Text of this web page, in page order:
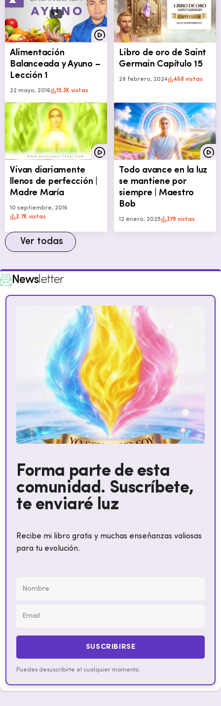
Alimentación
Balanceada y Ayuno –
Lección 1
22 mayo, 2016 15.3K vistas
Libro de oro de Saint
Germain Capítulo 15
28 febrero, 2024 468 vistas
Vivan diariamente
llenos de perfección |
Madre María
10 septiembre, 2016
2.7K vistas
Todo avance en la luz
se mantiene por
siempre | Maestro
Bob
12 enero, 2025 379 vistas
Ver todas
Newsletter
Forma parte de esta
comunidad. Suscríbete,
te enviaré luz
Recibe mi libro gratis y muchas enseñanzas valiosas
para tu evolución.
SUSCRIBIRSE
Puedes desuscribirte el cualquier momento.